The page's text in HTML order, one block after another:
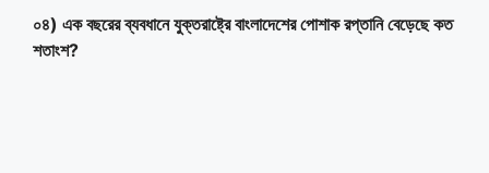
০৪) এক বছরের ব্যবধানে যুক্তরাষ্ট্রে বাংলাদেশের পোশাক রপ্তানি বেড়েছে কত
শতাংশ?